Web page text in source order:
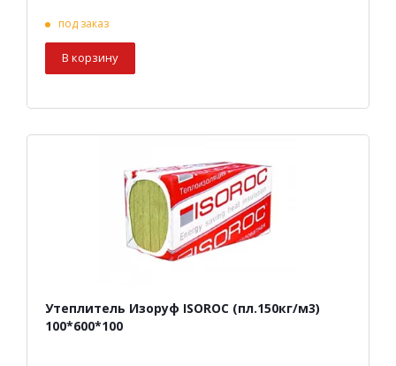
под заказ
В корзину
Утеплитель Изоруф ISOROC (пл.150кг/м3)
100*600*100